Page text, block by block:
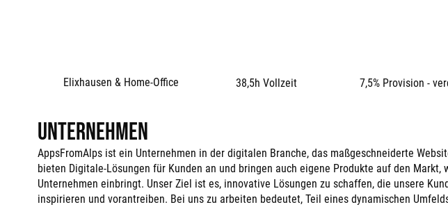
Elixhausen & Home-Office 38,5h Vollzeit 7,5% Provision -
Unternehmen
AppsFromAlps ist ein Unternehmen in der digitalen Branche, das maßgeschneiderte
bieten Digitale-Lösungen für Kunden an und bringen auch eigene Produkte auf den Markt,
Unternehmen einbringt. Unser Ziel ist es, innovative Lösungen zu schaffen, die unsere
inspirieren und vorantreiben. Bei uns zu arbeiten bedeutet, Teil eines dynamischen